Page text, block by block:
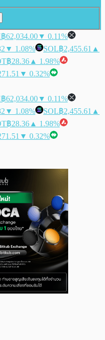
฿62,034.00▼ 0.11%
▼ 1.08% SOL฿2,455.61 ▲
฿28.36 ▲ 1.98%
▼ 0.32%
฿62,034.00▼ 0.11%
▼ 1.08% SOL฿2,455.61 ▲
฿28.36 ▲ 1.98%
▼ 0.32%